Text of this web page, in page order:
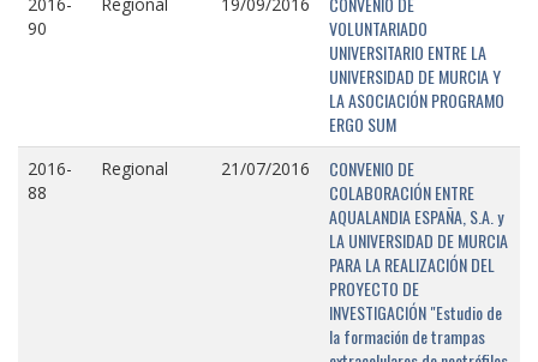
90
VOLUNTARIADO
UNIVERSITARIO ENTRE LA
UNIVERSIDAD DE MURCIA Y
LA ASOCIACIÓN PROGRAMO
ERGO SUM
2016-
88
Regional 21/07/2016
CONVENIO DE
COLABORACIÓN ENTRE
AQUALANDIA ESPAÑA, S.A. y
LA UNIVERSIDAD DE MURCIA
PARA LA REALIZACIÓN DEL
PROYECTO DE
INVESTIGACIÓN "Estudio de
la formación de trampas